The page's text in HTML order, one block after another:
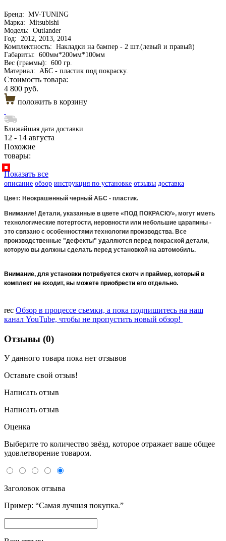
Бренд: MV-TUNING
Марка: Mitsubishi
Модель: Outlander
Год:
2012, 2013, 2014
Комплектность: Накладки на бампер - 2 шт.(левый и правый)
Габариты: 600мм*200мм*100мм
Вес (граммы): 600 гр.
Материал:
АБС - пластик под покраску.
Стоимость товара:
4 800 руб.
положить в корзину
Ближайшая дата доставки
12 - 14 августа
Похожие
товары:
Показать все
описание обзор инструкция по установке отзывы доставка
Цвет: Неокрашенный черный АБС - пластик.
Внимание! Детали, указанные в цвете «ПОД ПОКРАСКУ», могут иметь
технологические потертости, неровности или небольшие царапины -
это связано с особенностями технологии производства. Все
производственные "дефекты" удаляются перед покраской детали,
которую вы должны сделать перед установкой на автомобиль.
Внимание, для установки потребуется скотч и праймер, который в
комплект не входит, вы можете приобрести его отдельно.
rec Обзор в процессе съемки, а пока подпишитесь на наш
канал YouTube, чтобы не пропустить новый обзор!
Отзывы (0)
У данного товара пока нет отзывов
Оставьте свой отзыв!
Написать отзыв
Написать отзыв
Оценка
Выберите то количество звёзд, которое отражает ваше общее
удовлетворение товаром.
Заголовок отзыва
Пример: “Самая лучшая покупка.”